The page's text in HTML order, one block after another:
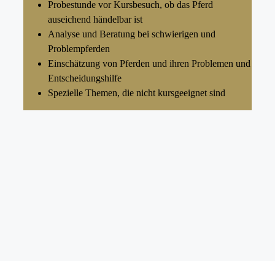
Probestunde vor Kursbesuch, ob das Pferd
auseichend händelbar ist
Analyse und Beratung bei schwierigen und
Problempferden
Einschätzung von Pferden und ihren Problemen und
Entscheidungshilfe
Spezielle Themen, die nicht kursgeeignet sind